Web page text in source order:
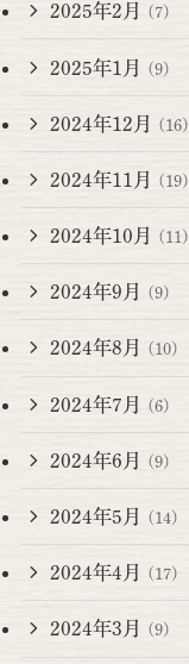
2025年2月 (7)
2025年1月 (9)
2024年12月 (16)
2024年11月 (19)
2024年10月 (11)
2024年9月 (9)
2024年8月 (10)
2024年7月 (6)
2024年6月 (9)
2024年5月 (14)
2024年4月 (17)
2024年3月 (9)